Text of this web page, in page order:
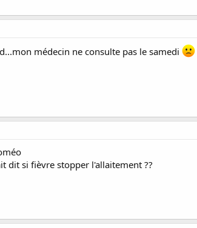
médecin ne consulte pas le samedi
dit si fièvre stopper l'allaitement ??